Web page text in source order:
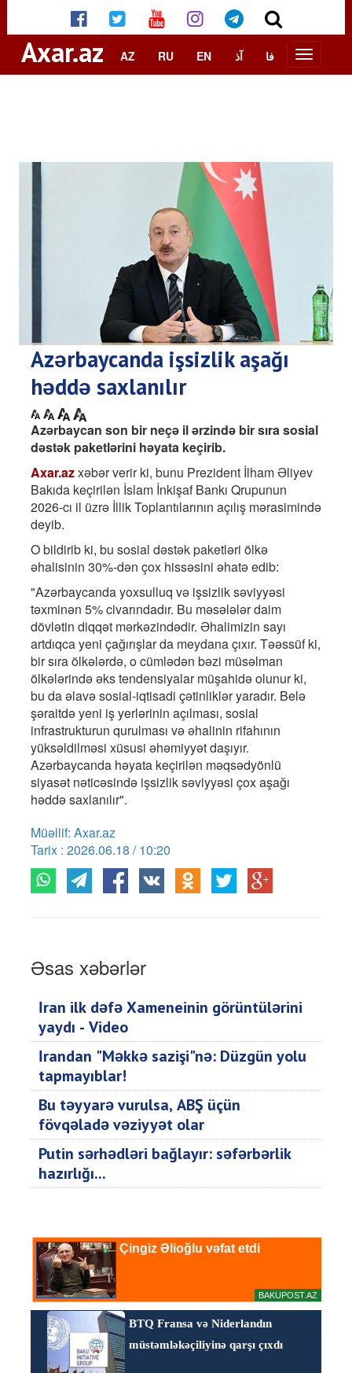
Axar.az AZ RU EN آذ فا
Azərbaycanda işsizlik aşağı
həddə saxlanılır
Azərbaycan son bir neçə il ərzində bir sıra sosial
dəstək paketlərini həyata keçirib.
Axar.azxəbər verir ki, bunu Prezident İlham Əliyev
Bakıda keçirilən İslam İnkişaf Bankı Qrupunun
2026-cı il üzrə İllik Toplantılarının açılış mərasimində
deyib.
O bildirib ki, bu sosial dəstək paketləri ölkə
əhalisinin 30%-dən çox hissəsini əhatə edib:
"Azərbaycanda yoxsulluq və işsizlik səviyyəsi
təxminən 5% civarındadır. Bu məsələlər daim
dövlətin diqqət mərkəzindədir. Əhalimizin sayı
artdıqca yeni çağırışlar da meydana çıxır. Təəssüf ki,
bir sıra ölkələrdə, o cümlədən bəzi müsəlman
ölkələrində əks tendensiyalar müşahidə olunur ki,
bu da əlavə sosial-iqtisadi çətinliklər yaradır. Belə
şəraitdə yeni iş yerlərinin açılması, sosial
infrastrukturun qurulması və əhalinin rifahının
yüksəldilməsi xüsusi əhəmiyyət daşıyır.
Azərbaycanda həyata keçirilən məqsədyönlü
siyasət nəticəsində işsizlik səviyyəsi çox aşağı
həddə saxlanılır".
Müəllif: Axar.az
Tarix : 2026.06.18 / 10:20
Əsas xəbərlər
İran ilk dəfə Xameneinin görüntülərini
yaydı - Video
İrandan "Məkkə sazişi"nə: Düzgün yolu
tapmayıblar!
Bu təyyarə vurulsa, ABŞ üçün
fövqəladə vəziyyət olar
Putin sərhədləri bağlayır: səfərbərlik
hazırlığı...